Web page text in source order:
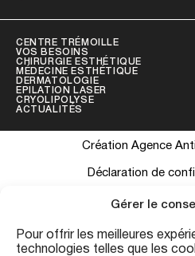
Gérer le
Pour offrir les meilleures
technologies telles que les
CENTRE TRÉMOILLE
VOS BESOINS
CHIRURGIE ESTHÉTIQUE
MÉDECINE ESTHÉTIQUE
DERMATOLOGIE
EPILATION LASER
CRYOLIPOLYSE
ACTUALITÉS
Création Agence
Déclaration de
Conditions